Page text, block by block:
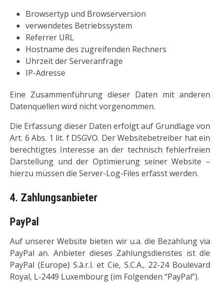
Browsertyp und Browserversion
verwendetes Betriebssystem
Referrer URL
Hostname des zugreifenden Rechners
Uhrzeit der Serveranfrage
IP-Adresse
Eine Zusammenführung dieser Daten mit anderen
Datenquellen wird nicht vorgenommen.
Die Erfassung dieser Daten erfolgt auf Grundlage von
Art. 6 Abs. 1 lit. f DSGVO. Der Websitebetreiber hat ein
berechtigtes Interesse an der technisch fehlerfreien
Darstellung und der Optimierung seiner Website –
hierzu müssen die Server-Log-Files erfasst werden.
4. Zahlungsanbieter
PayPal
Auf unserer Website bieten wir u.a. die Bezahlung via
PayPal an. Anbieter dieses Zahlungsdienstes ist die
PayPal (Europe) S.à.r.l. et Cie, S.C.A., 22-24 Boulevard
Royal, L-2449 Luxembourg (im Folgenden “PayPal”).